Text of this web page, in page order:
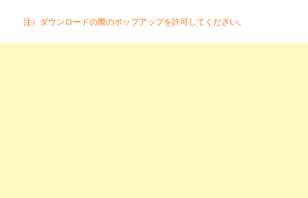
注）ダウンロードの際のポップアップを許可してください。